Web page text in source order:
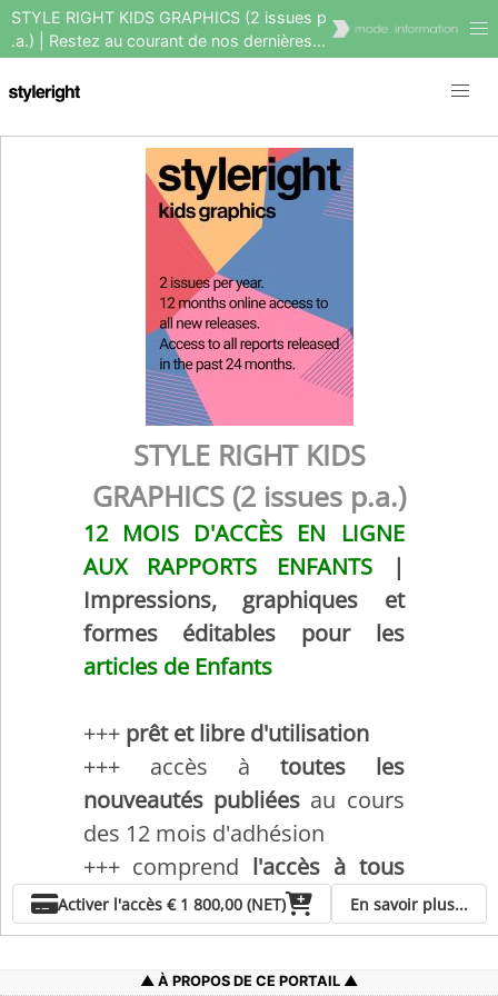
STYLE RIGHT KIDS GRAPHICS (2 issues p
.a.) | Restez au courant de nos dernières
tendances en matière de graphisme et
d'impression mode
STYLE RIGHT KIDS
GRAPHICS (2 issues p.a.)
12 MOIS D'ACCÈS EN LIGNE
AUX RAPPORTS ENFANTS|
Impressions, graphiques et
formes éditables pour les
articles de Enfants
+++ prêt et libre d'utilisation
+++ accès à toutes les
nouveautés publiées au cours
des 12 mois d'adhésion
+++ comprend l'accès à tous
les rapports publiés au cours
des 24 derniers mois !
toutes les créations
Activer l'accès € 1 800,00 (NET) En savoir plus...
À PROPOS DE CE PORTAIL